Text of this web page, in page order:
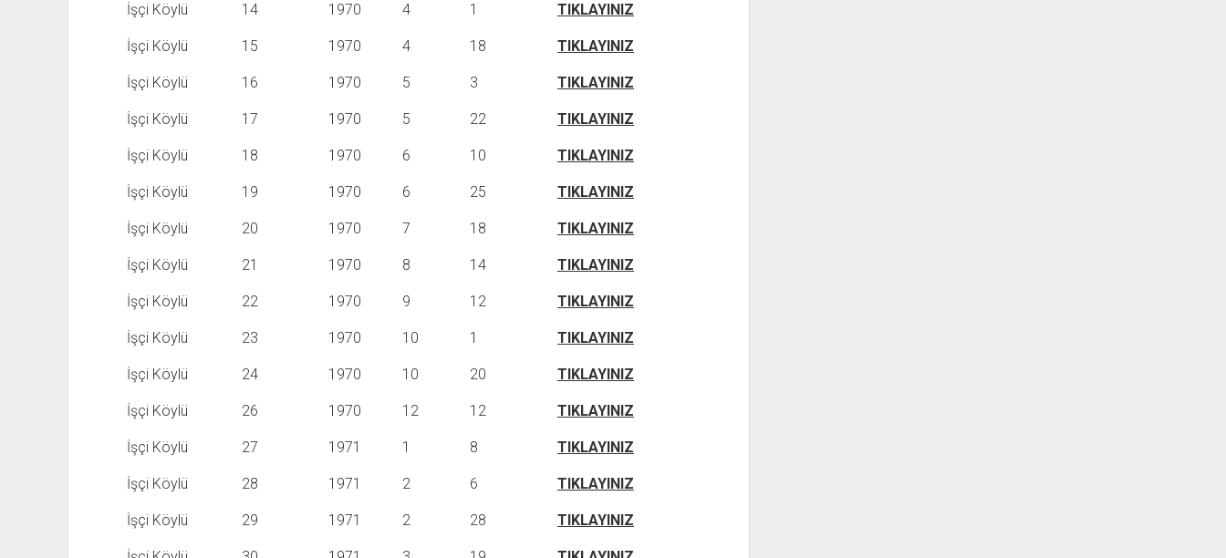
İşçi Köylü 14 1970 4 1 TIKLAYINIZ
İşçi Köylü 15 1970 4 18 TIKLAYINIZ
İşçi Köylü 16 1970 5 3 TIKLAYINIZ
İşçi Köylü 17 1970 5 22 TIKLAYINIZ
İşçi Köylü 18 1970 6 10 TIKLAYINIZ
İşçi Köylü 19 1970 6 25 TIKLAYINIZ
İşçi Köylü 20 1970 7 18 TIKLAYINIZ
İşçi Köylü 21 1970 8 14 TIKLAYINIZ
İşçi Köylü 22 1970 9 12 TIKLAYINIZ
İşçi Köylü 23 1970 10 1 TIKLAYINIZ
İşçi Köylü 24 1970 10 20 TIKLAYINIZ
İşçi Köylü 26 1970 12 12 TIKLAYINIZ
İşçi Köylü 27 1971 1 8 TIKLAYINIZ
İşçi Köylü 28 1971 2 6 TIKLAYINIZ
İşçi Köylü 29 1971 2 28 TIKLAYINIZ